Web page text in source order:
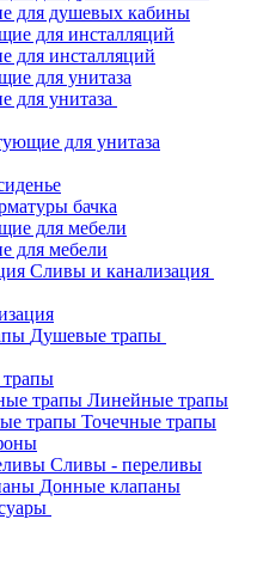
для душевых кабины
для инсталляций
для унитаза
для унитаза
бачка
для мебели
Сливы и канализация
Душевые трапы
Линейные трапы
Точечные трапы
Сливы - переливы
Донные клапаны